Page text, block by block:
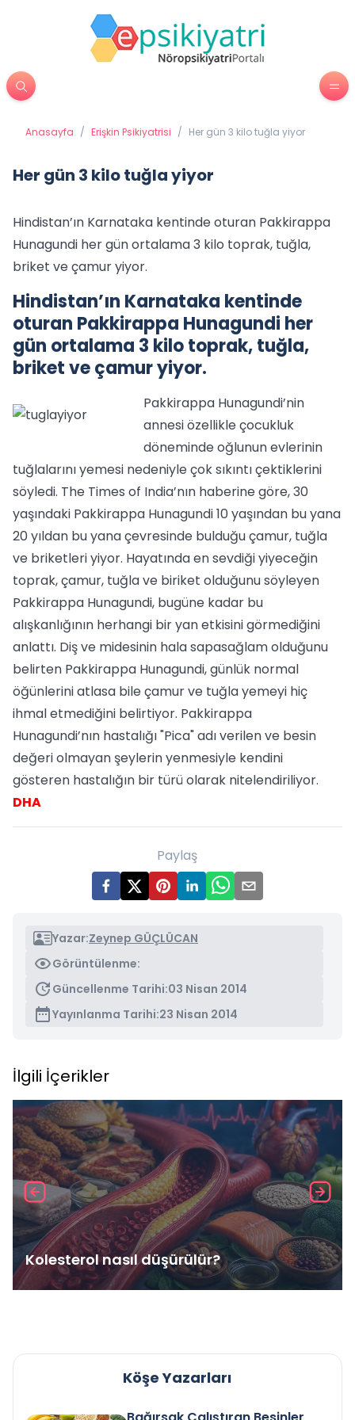
Anasayfa / Erişkin Psikiyatrisi / Her gün 3 kilo tuğla yiyor
Her gün 3 kilo tuğla yiyor
Hindistan’ın Karnataka kentinde oturan Pakkirappa
Hunagundi her gün ortalama 3 kilo toprak, tuğla,
briket ve çamur yiyor.
Hindistan’ın Karnataka kentinde
oturan Pakkirappa Hunagundi her
gün ortalama 3 kilo toprak, tuğla,
briket ve çamur yiyor.
Pakkirappa Hunagundi’nin
annesi özellikle çocukluk
döneminde oğlunun evlerinin
tuğlalarını yemesi nedeniyle çok sıkıntı çektiklerini
söyledi. The Times of India’nın haberine göre, 30
yaşındaki Pakkirappa Hunagundi 10 yaşından bu yana
20 yıldan bu yana çevresinde bulduğu çamur, tuğla
ve briketleri yiyor. Hayatında en sevdiği yiyeceğin
toprak, çamur, tuğla ve biriket olduğunu söyleyen
Pakkirappa Hunagundi, bugüne kadar bu
alışkanlığının herhangi bir yan etkisini görmediğini
anlattı. Diş ve midesinin hala sapasağlam olduğunu
belirten Pakkirappa Hunagundi, günlük normal
öğünlerini atlasa bile çamur ve tuğla yemeyi hiç
ihmal etmediğini belirtiyor. Pakkirappa
Hunagundi’nın hastalığı "Pica" adı verilen ve besin
değeri olmayan şeylerin yenmesiyle kendini
gösteren hastalığın bir türü olarak nitelendiriliyor.
DHA
Paylaş
Yazar:Zeynep GÜÇLÜCAN
Görüntülenme:
Güncellenme Tarihi:03 Nisan 2014
Yayınlanma Tarihi:23 Nisan 2014
İlgili İçerikler
Kolesterol nasıl düşürülür?
Köşe Yazarları